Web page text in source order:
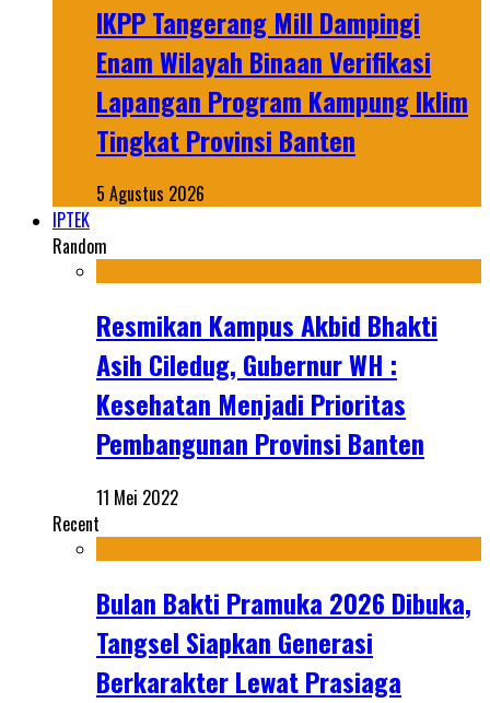
IKPP Tangerang Mill Dampingi
Enam Wilayah Binaan Verifikasi
Lapangan Program Kampung Iklim
Tingkat Provinsi Banten
5 Agustus 2026
IPTEK
Random
Resmikan Kampus Akbid Bhakti
Asih Ciledug, Gubernur WH :
Kesehatan Menjadi Prioritas
Pembangunan Provinsi Banten
11 Mei 2022
Recent
Bulan Bakti Pramuka 2026 Dibuka,
Tangsel Siapkan Generasi
Berkarakter Lewat Prasiaga